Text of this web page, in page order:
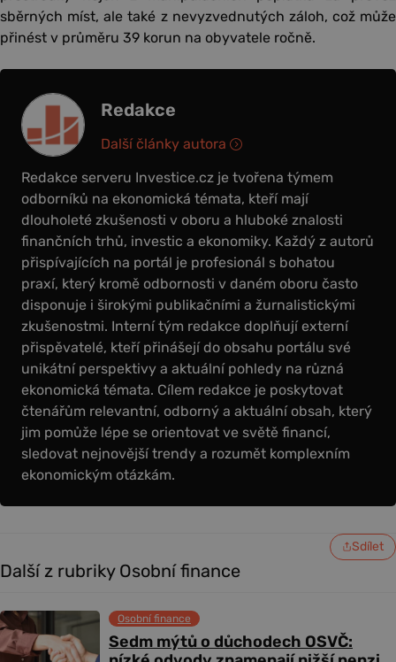
sběrných míst, ale také z nevyzvednutých záloh, což může
přinést v průměru 39 korun na obyvatele ročně.
Redakce
Redakce serveru Investice.cz je tvořena týmem
odborníků na ekonomická témata, kteří mají
dlouholeté zkušenosti v oboru a hluboké znalosti
finančních trhů, investic a ekonomiky. Každý z autorů
přispívajících na portál je profesionál s bohatou
praxí, který kromě odbornosti v daném oboru často
disponuje i širokými publikačními a žurnalistickými
zkušenostmi. Interní tým redakce doplňují externí
přispěvatelé, kteří přinášejí do obsahu portálu své
unikátní perspektivy a aktuální pohledy na různá
ekonomická témata. Cílem redakce je poskytovat
čtenářům relevantní, odborný a aktuální obsah, který
jim pomůže lépe se orientovat ve světě financí,
sledovat nejnovější trendy a rozumět komplexním
ekonomickým otázkám.
Další články autora
Sdílet
Další z rubriky Osobní finance
Sedm mýtů o důchodech OSVČ:
Osobní finance